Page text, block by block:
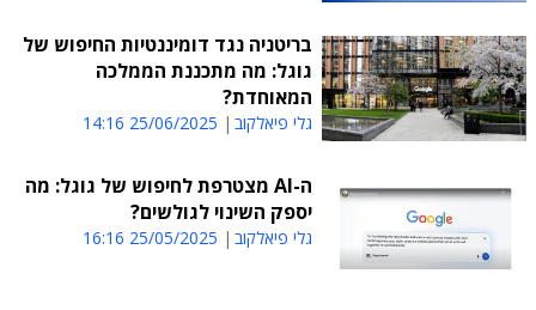
בריטניה נגד דומיננטיות החיפוש של
גוגל: מה מתכננת הממלכה
המאוחדת?
גלי פיאלקוב 25/06/2025 14:16
ה-AI מצטרפת לחיפוש של גוגל: מה
יספק השינוי לגולשים?
גלי פיאלקוב 25/05/2025 16:16